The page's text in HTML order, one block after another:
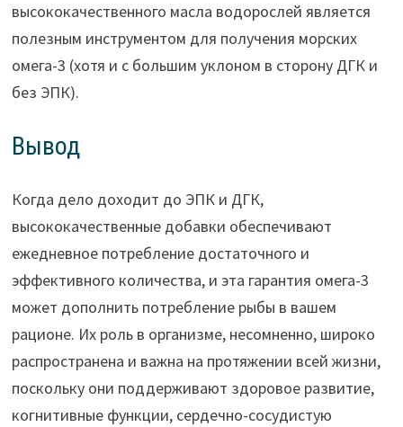
высококачественного масла водорослей является
полезным инструментом для получения морских
омега-3 (хотя и с большим уклоном в сторону ДГК и
без ЭПК).
Вывод
Когда дело доходит до ЭПК и ДГК,
высококачественные добавки обеспечивают
ежедневное потребление достаточного и
эффективного количества, и эта гарантия омега-3
может дополнить потребление рыбы в вашем
рационе. Их роль в организме, несомненно, широко
распространена и важна на протяжении всей жизни,
поскольку они поддерживают здоровое развитие,
когнитивные функции, сердечно-сосудистую